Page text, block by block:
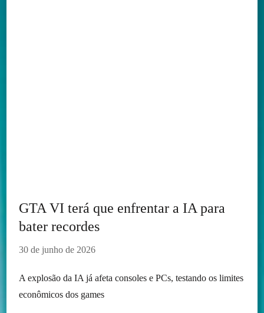
GTA VI terá que enfrentar a IA para
bater recordes
30 de junho de 2026
A explosão da IA já afeta consoles e PCs, testando os limites
econômicos dos games